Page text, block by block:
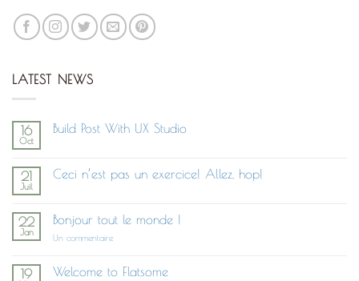
LATEST NEWS
16
Oct
Build Post With UX Studio
Build
Studio
21
Juil
Ceci n’est pas un exercice! Allez, hop!
Ceci
pas
Allez,
22
Jan
Bonjour tout le monde !
Un commentairesur
le
monde !
19 Welcome to Flatsome